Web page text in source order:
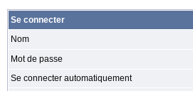
Se connecter
Nom
Mot de passe
Se connecter automatiquement